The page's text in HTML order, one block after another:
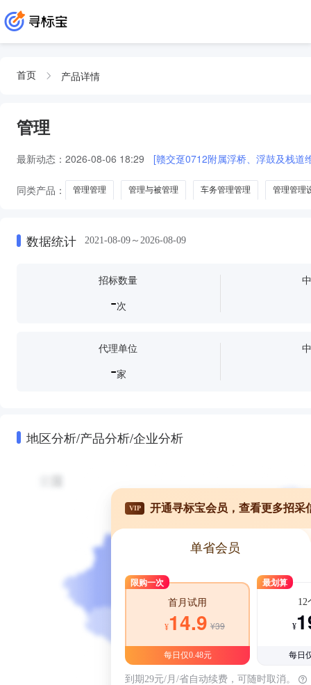
首页 产品详情
管理
最新动态： 2026-08-06 18:29 [赣交趸0712附属浮桥、浮鼓及栈道
同类产品： 管理管理 管理与被管理 车务管理管理 管理管理
数据统计 2021-08-09～2026-08-09
招标数量
-次
代理单位
-家
地区分析/产品分析/企业分析
VIP 开通寻标宝会员，查看更多招采
单省会员
限购一次
首月试用
¥14.9 ¥39
每日仅0.48元
最划算
12
¥
每日
到期29元/月/省自动续费，可随时取消。